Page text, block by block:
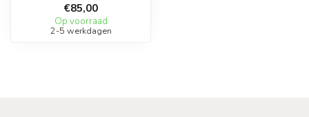
€85,00
Op voorraad
2-5 werkdagen